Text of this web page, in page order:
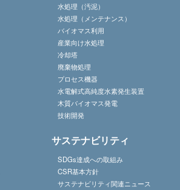
水処理（汚泥）
水処理（メンテナンス）
バイオマス利用
産業向け水処理
冷却塔
廃棄物処理
プロセス機器
水電解式高純度水素発生装置
木質バイオマス発電
技術開発
サステナビリティ
SDGs達成への取組み
CSR基本方針
サステナビリティ関連ニュース